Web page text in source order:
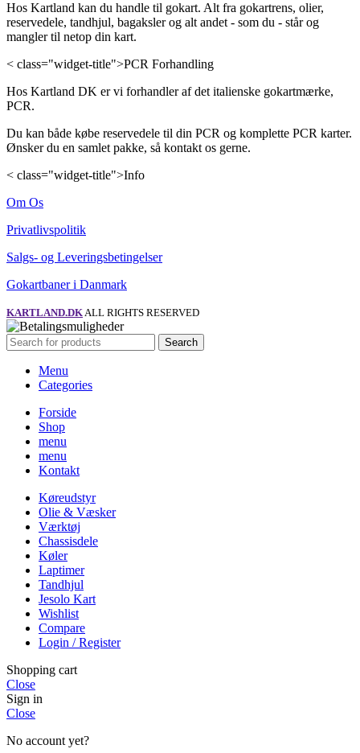
Hos Kartland kan du handle til gokart. Alt fra gokartrens, olier,
reservedele, tandhjul, bagaksler og alt andet - som du - står og
mangler til netop din kart.
< class="widget-title">PCR Forhandling
Hos Kartland DK er vi forhandler af det italienske gokartmærke,
PCR.
Du kan både købe reservedele til din PCR og komplette PCR karter.
Ønsker du en samlet pakke, så kontakt os gerne.
< class="widget-title">Info
Om Os
Privatlivspolitik
Salgs- og Leveringsbetingelser
Gokartbaner i Danmark
KARTLAND.DKALL RIGHTS RESERVED
Search
Menu
Categories
Forside
Shop
menu
menu
Kontakt
Køreudstyr
Olie & Væsker
Værktøj
Chassisdele
Køler
Laptimer
Tandhjul
Jesolo Kart
Wishlist
Compare
Login / Register
Shopping cart
Close
Sign in
Close
No account yet?